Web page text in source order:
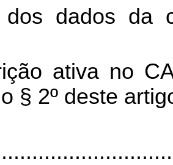
dados da
ativa no
§ 2º deste